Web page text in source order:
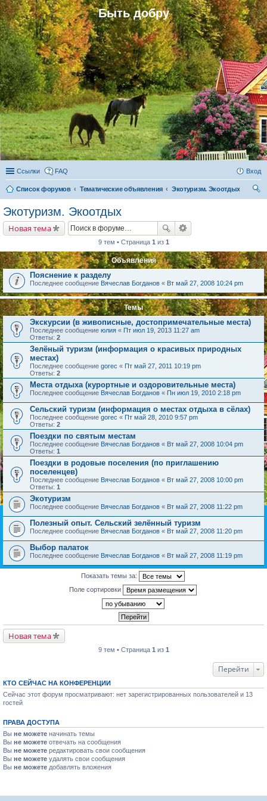
Быть добру
Ссылки FAQ Вход
Список форумов Тематические объявления
Экотуризм. Экоотдых
Экотуризм. Экоотдых
Новая тема
9 тем • Страница 1 из 1
Объявления
Пояснение к разделу
Последнее сообщение Вячеслав Богданов « Вт май 27, 2008 10:24 pm
Темы
Экскурсии (в живописные, достопримечательные места)
Последнее сообщение юлия « Пт июл 19, 2013 11:27 am
Ответы: 2
Зелёный туризм (информация о красивых природных
местах)
Последнее сообщение gorec « Пт май 27, 2011 10:19 pm
Ответы: 2
Места отдыха (курортные и оздоровительные места)
Последнее сообщение Вячеслав Богданов « Пн июл 19, 2010 2:18 pm
Сельский туризм (информация о местах отдыха в сёлах)
Последнее сообщение gorec « Пт май 28, 2010 9:57 pm
Ответы: 2
Поездки по святым местам
Последнее сообщение Вячеслав Богданов « Вт май 27, 2008 10:04 pm
Ответы: 1
Поездки в родовые поселения (по приглашению
поселенцев)
Последнее сообщение Вячеслав Богданов « Вт май 27, 2008 10:00 pm
Ответы: 1
Экотуризм
Последнее сообщение Вячеслав Богданов « Вт май 27, 2008 11:22 pm
Полезный опыт. Сельский зелённый туризм
Последнее сообщение Вячеслав Богданов « Вт май 27, 2008 11:20 pm
Выбор палаток
Последнее сообщение Вячеслав Богданов « Вт май 27, 2008 11:19 pm
Показать темы за:
Поле сортировки
Новая тема
9 тем • Страница 1 из 1
Перейти
КТО СЕЙЧАС НА КОНФЕРЕНЦИИ
Сейчас этот форум просматривают: нет зарегистрированных пользователей и 13
гостей
ПРАВА ДОСТУПА
Вы не можете начинать темы
Вы не можете отвечать на сообщения
Вы не можете редактировать свои сообщения
Вы не можете удалять свои сообщения
Вы не можете добавлять вложения